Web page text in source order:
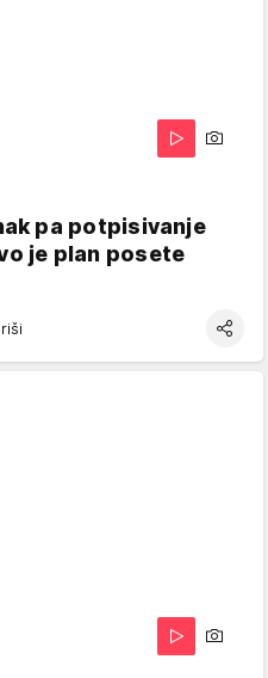
pa potpisivanje
je plan posete